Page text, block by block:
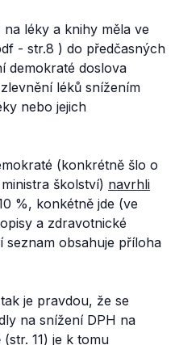
léky a knihy měla ve
- str.8 ) do předčasných
demokraté doslova
léků snížením
nebo jejich
(konkrétně šlo o
školství) navrhli
%, konkétně jde (ve
a zdravotnické
seznam obsahuje příloha
je pravdou, že se
na snížení DPH na
(str. 11) je k tomu